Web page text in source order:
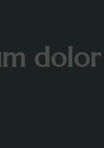
dolor